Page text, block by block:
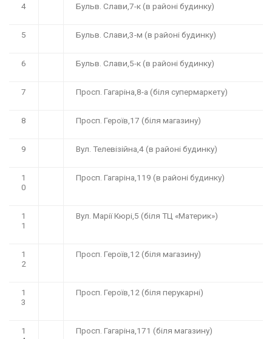
4 Бульв. Слави,7-к (в районі будинку)
5 Бульв. Слави,3-м (в районі будинку)
6 Бульв. Слави,5-к (в районі будинку)
7 Просп. Гагаріна,8-а (біля супермаркету)
8 Просп. Героїв,17 (біля магазину)
9 Вул. Телевізійна,4 (в районі будинку)
1
0
Просп. Гагаріна,119 (в районі будинку)
1
1
Вул. Марії Кюрі,5 (біля ТЦ «Материк»)
1
2
Просп. Героїв,12 (біля магазину)
1
3
Просп. Героїв,12 (біля перукарні)
1
Просп. Гагаріна,171 (біля магазину)